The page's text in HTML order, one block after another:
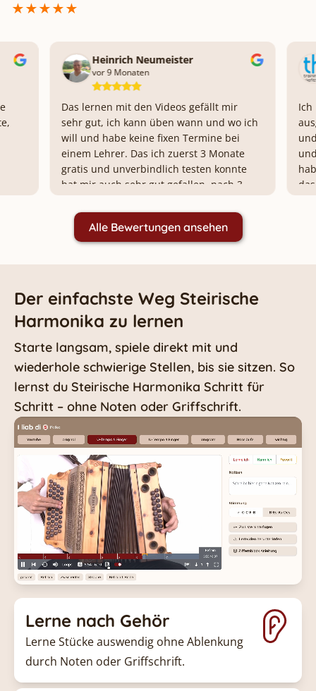
★★★★★
Heinrich Neumeister
vor 9 Monaten
Das lernen mit den Videos gefällt mir
sehr gut, ich kann üben wann und wo ich
will und habe keine fixen Termine bei
einem Lehrer. Das ich zuerst 3 Monate
gratis und unverbindlich testen konnte
hat mir auch sehr gut gefallen, nach 3
Monaten kann man ein Abo abschließen
oder man lässt das Testabo auslaufen
ohne etwas kündigen zu müssen, so
etwas gibt es meines Wissens sonst
nirgends! Ich konnte mir auch für 40 €
kann die Harmonikaschule Ziachfuchs
nur empfehlen, man kann 3 Monate
gratis testen und wenn man danach
wirklich nicht weiter machen will hat
man maximal 120€ bezahlt wenn man
sich für diese 3 Monate eine Harmonika
ausgeborgt hat.
vor
Ich habe
und die
und
haben
das
ist echt
Alle Bewertungen ansehen
Der einfachste Weg Steirische
Harmonika zu lernen
Starte langsam, spiele direkt mit und
wiederhole schwierige Stellen, bis sie sitzen. So
lernst du Steirische Harmonika Schritt für
Schritt – ohne Noten oder Griffschrift.
Lerne nach Gehör
Lerne Stücke auswendig ohne Ablenkung
durch Noten oder Griffschrift.